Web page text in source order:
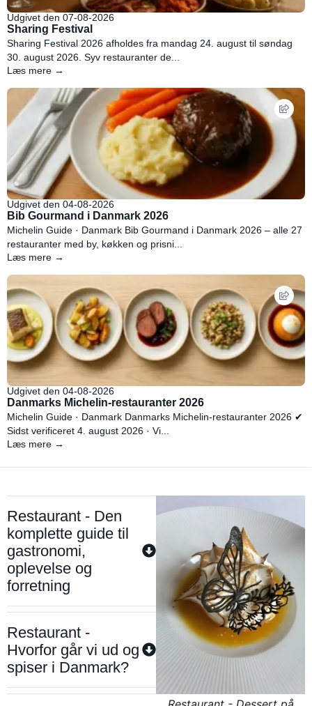
Udgivet den 07-08-2026
Sharing Festival
Sharing Festival 2026 afholdes fra mandag 24. august til søndag
30. august 2026. Syv restauranter de...
Læs mere →
Udgivet den 04-08-2026
Bib Gourmand i Danmark 2026
Michelin Guide · Danmark Bib Gourmand i Danmark 2026 – alle 27
restauranter med by, køkken og prisni...
Læs mere →
Udgivet den 04-08-2026
Danmarks Michelin-restauranter 2026
Michelin Guide · Danmark Danmarks Michelin-restauranter 2026 ✔
Sidst verificeret 4. august 2026 · Vi...
Læs mere →
Restaurant - Den
komplette guide til
gastronomi,
oplevelse og
forretning
Restaurant -
Hvorfor går vi ud og
spiser i Danmark?